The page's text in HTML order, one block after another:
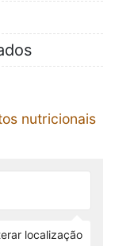
nutricionais